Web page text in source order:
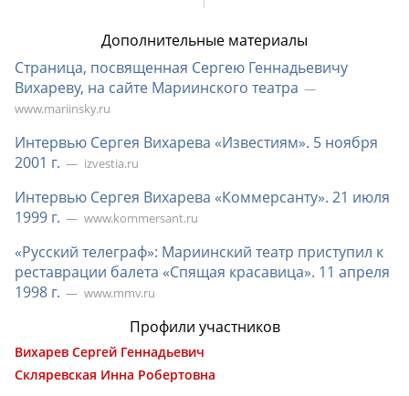
Дополнительные материалы
Страница, посвященная Сергею Геннадьевичу
Вихареву, на сайте Мариинского театра
www.mariinsky.ru
Интервью Сергея Вихарева «Известиям». 5 ноября
2001 г.
izvestia.ru
Интервью Сергея Вихарева «Коммерсанту». 21 июля
1999 г.
www.kommersant.ru
«Русский телеграф»: Мариинский театр приступил к
реставрации балета «Спящая красавица». 11 апреля
1998 г.
www.mmv.ru
Профили участников
Вихарев Сергей Геннадьевич
Скляревская Инна Робертовна